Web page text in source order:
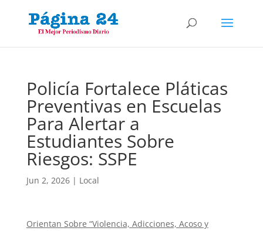
Policía Fortalece Pláticas
Preventivas en Escuelas
Para Alertar a
Estudiantes Sobre
Riesgos: SSPE
Jun 2, 2026| Local
Orientan Sobre “Violencia, Adicciones, Acoso y